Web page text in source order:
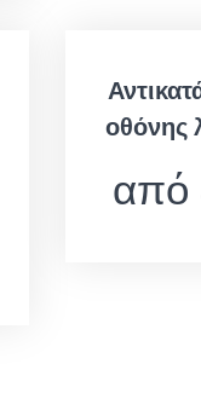
οθόνης
από